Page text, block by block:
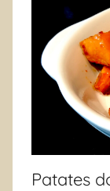
Patates